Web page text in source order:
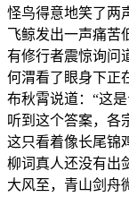
怪鸟得意地笑了两
飞鲸发出一声痛苦
有修行者震惊询问
何渭看了眼身下正
布秋霄说道：“这
听到这个答案，各
这只看着像长尾锦
柳词真人还没有出
大风至，青山剑舟